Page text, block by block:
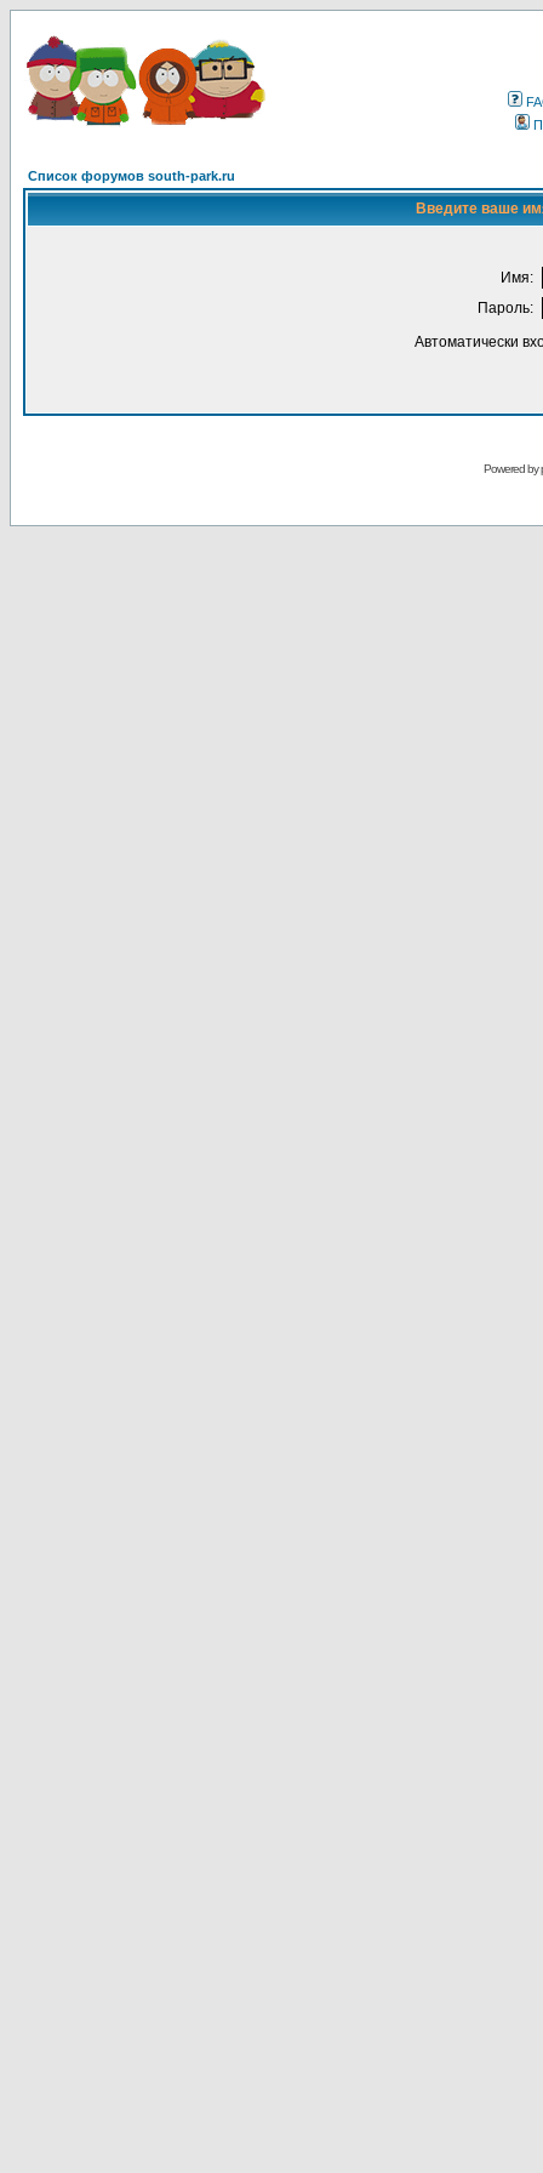
Список форумов south-park.ru
Введите ваше
Имя:
Пароль:
Автоматически
Powered by